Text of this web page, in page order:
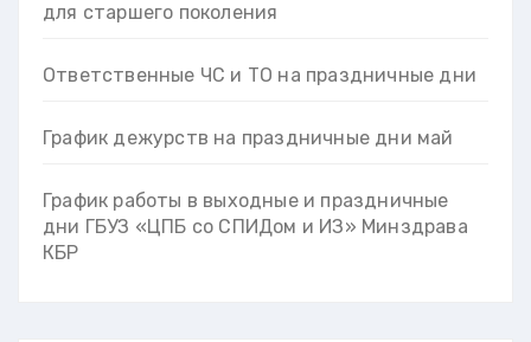
для старшего поколения
Ответственные ЧС и ТО на праздничные дни
График дежурств на праздничные дни май
График работы в выходные и праздничные
дни ГБУЗ «ЦПБ со СПИДом и ИЗ» Минздрава
КБР